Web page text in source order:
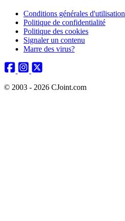
Conditions générales d'utilisation
Politique de confidentialité
Politique des cookies
Signaler un contenu
Marre des virus?
© 2003 - 2026 CJoint.com